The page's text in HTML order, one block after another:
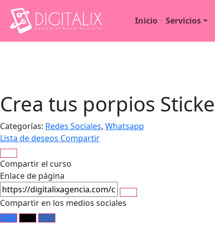
Inicio Servicios
Crea tus porpios
Categorías: Redes Sociales, Whatsapp
Lista de deseos Compartir
Compartir el curso
Enlace de página
Compartir en los medios sociales